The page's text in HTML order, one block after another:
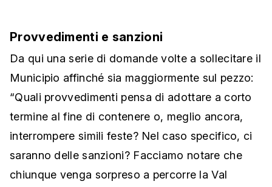
Provvedimenti e sanzioni
Da qui una serie di domande volte a sollecitare il
Municipio affinché sia maggiormente sul pezzo:
“Quali provvedimenti pensa di adottare a corto
termine al fine di contenere o, meglio ancora,
interrompere simili feste? Nel caso specifico, ci
saranno delle sanzioni? Facciamo notare che
chiunque venga sorpreso a percorre la Val